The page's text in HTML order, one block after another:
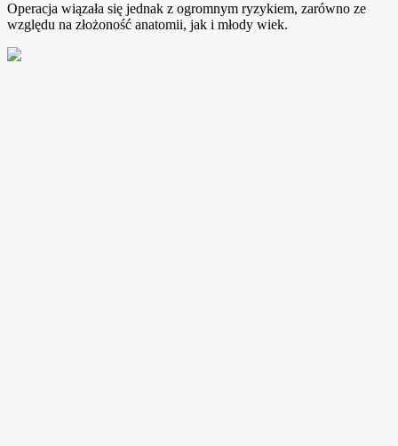
Operacja wiązała się jednak z ogromnym ryzykiem, zarówno ze
względu na złożoność anatomii, jak i młody wiek.